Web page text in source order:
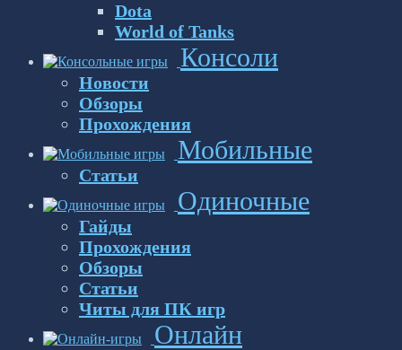
Dota
World of Tanks
Консоли
Новости
Обзоры
Прохождения
Мобильные
Статьи
Одиночные
Гайды
Прохождения
Обзоры
Статьи
Читы для ПК игр
Онлайн